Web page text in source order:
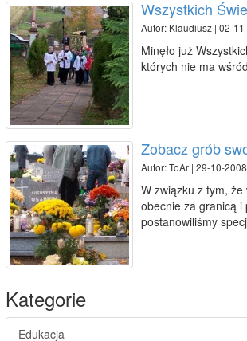
Wszystkich
Autor: Klaudiusz | 02-
Minęło już
których nie ma
Zobacz grób
Autor: ToAr | 29-10-
W związku z tym,
obecnie za granicą
postanowiliśmy
Kategorie
Edukacja